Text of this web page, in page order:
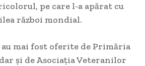
pe care l-a apărat cu
război mondial.
mai fost oferite de Primăria
și de Asociația Veteranilor